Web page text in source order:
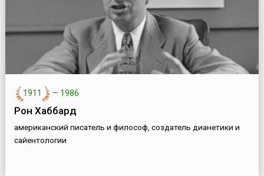
1911 — 1986
Рон Хаббард
американский писатель и философ, создатель дианетики и
сайентологии